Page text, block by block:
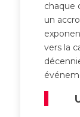
chaque
un
vers la